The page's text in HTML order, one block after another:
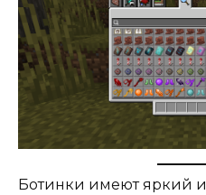
Ботинки имеют яркий и